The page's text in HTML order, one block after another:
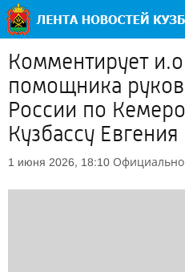
Комментирует
помощника
России по
Кузбассу
1 июня 2026, 18:10 Официально